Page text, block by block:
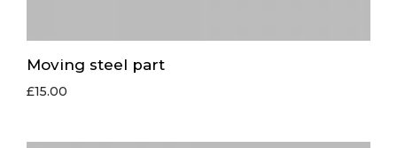
Moving steel part
£15.00